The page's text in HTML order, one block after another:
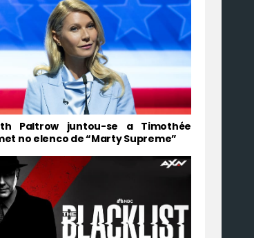
Paltrow juntou-se a Timothée
no elenco de “Marty Supreme”